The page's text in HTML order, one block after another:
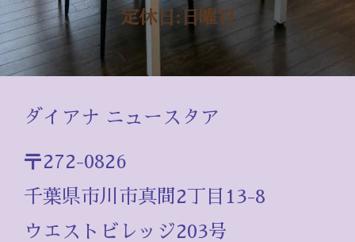
定休日:日曜日
ダイアナ ニュースタア
〒272-0826
千葉県市川市真間2丁目13-8
ウエストビレッジ203号